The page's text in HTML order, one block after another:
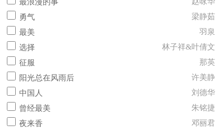
最浪漫的事
勇气
梁静茹
最美
羽泉
选择
林子祥&叶倩文
征服
那英
阳光总在风雨后
许美静
中国人
刘德华
曾经最美
朱铭捷
夜来香
邓丽君